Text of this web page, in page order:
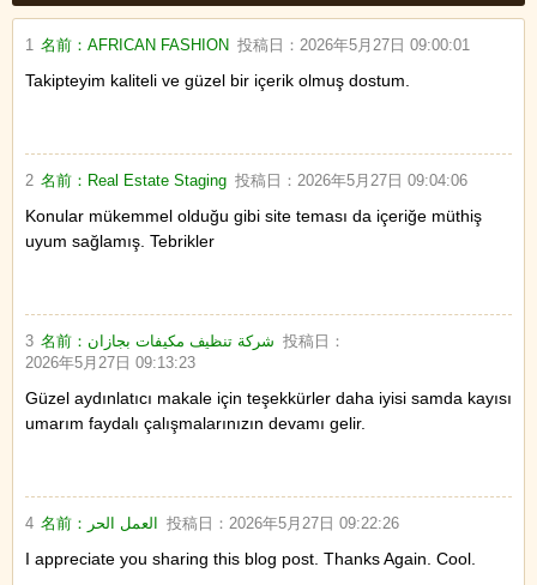
1 名前：AFRICAN FASHION 投稿日： 2026年5月27日 09:00:01
Takipteyim kaliteli ve güzel bir içerik olmuş dostum.
2 名前： Real Estate Staging 投稿日： 2026年5月27日 09:04:06
Konular mükemmel olduğu gibi site teması da içeriğe müthiş
uyum sağlamış. Tebrikler
3 名前： شركة تنظيف مكيفات بجازان 投稿日：
2026年5月27日 09:13:23
Güzel aydınlatıcı makale için teşekkürler daha iyisi samda kayısı
umarım faydalı çalışmalarınızın devamı gelir.
4 名前： العمل الحر 投稿日： 2026年5月27日 09:22:26
I appreciate you sharing this blog post. Thanks Again. Cool.